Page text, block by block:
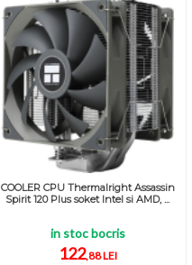
COOLER CPU Thermalright Assassin
Spirit 120 Plus soket Intel si AMD, ...
in stoc bocris
122,88 LEI